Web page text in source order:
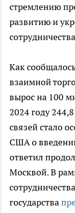
стремлению
развитию и
Как
взаимной
вырос на 100
2024 году
связей стало
США о
ответил
Москвой. В
государства